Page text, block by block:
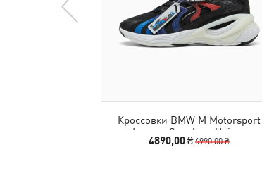
Кроссовки BMW M Motorsport
Inverse Sneakers Unisex
4890,00 ₴6990,00 ₴